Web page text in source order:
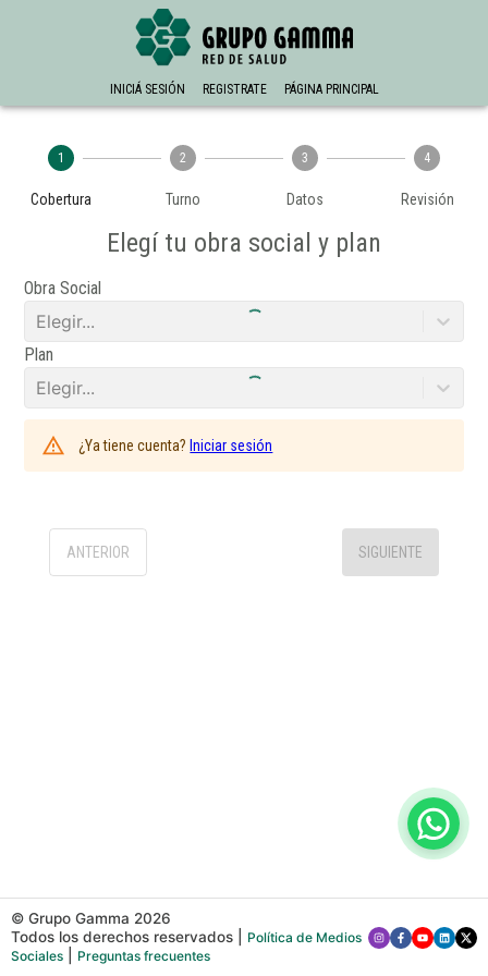
INICIÁ SESIÓN REGISTRATE PÁGINA PRINCIPAL
1
Cobertura
2
Turno
3
Datos
4
Revisión
Elegí tu obra social y plan
Obra Social
Elegir...
Plan
Elegir...
¿Ya tiene cuenta? Iniciar sesión
ANTERIOR SIGUIENTE
© Grupo Gamma 2026
Todos los derechos reservados
Política de Medios
Sociales
Preguntas frecuentes